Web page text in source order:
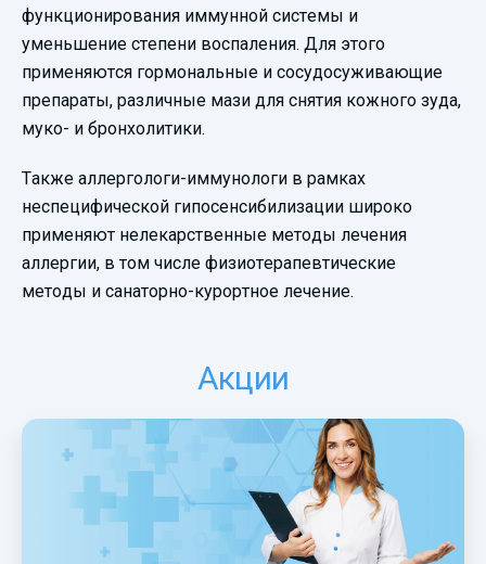
функционирования иммунной системы и
уменьшение степени воспаления. Для этого
применяются гормональные и сосудосуживающие
препараты, различные мази для снятия кожного зуда,
муко- и бронхолитики.
Также аллергологи-иммунологи в рамках
неспецифической гипосенсибилизации широко
применяют нелекарственные методы лечения
аллергии, в том числе физиотерапевтические
методы и санаторно-курортное лечение.
Акции